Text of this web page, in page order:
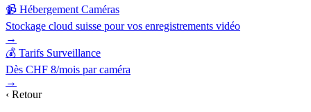
📹 Hébergement Caméras
Stockage cloud suisse pour vos enregistrements vidéo
→
💰 Tarifs Surveillance
Dès CHF 8/mois par caméra
→
‹ Retour